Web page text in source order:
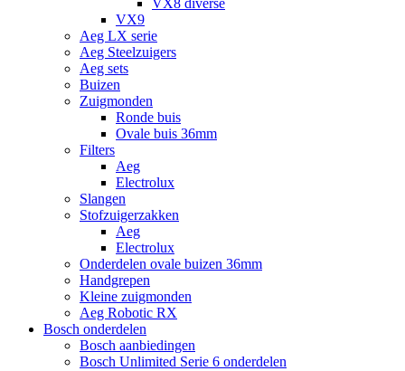
VX8 diverse
VX9
Aeg LX serie
Aeg Steelzuigers
Aeg sets
Buizen
Zuigmonden
Ronde buis
Ovale buis 36mm
Filters
Aeg
Electrolux
Slangen
Stofzuigerzakken
Aeg
Electrolux
Onderdelen ovale buizen 36mm
Handgrepen
Kleine zuigmonden
Aeg Robotic RX
Bosch onderdelen
Bosch aanbiedingen
Bosch Unlimited Serie 6 onderdelen